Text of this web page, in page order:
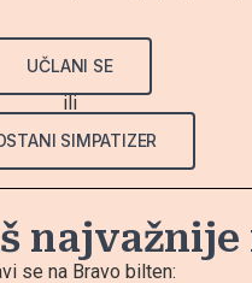
UČLANI SE
ili
SIMPATIZER
se na Bravo bilten: